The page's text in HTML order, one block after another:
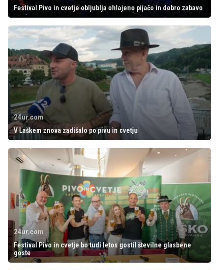
Festival Pivo in cvetje obljublja ohlajeno pijačo in dobro zabavo
24ur.com
V Laškem znova zadišalo po pivu in cvetju
24ur.com
Festival Pivo in cvetje bo tudi letos gostil številne glasbene
goste